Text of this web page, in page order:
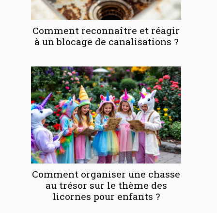
Comment reconnaître et réagir
à un blocage de canalisations ?
Comment organiser une chasse
au trésor sur le thème des
licornes pour enfants ?